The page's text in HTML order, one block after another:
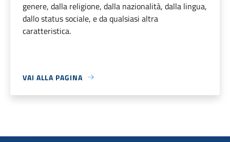
genere, dalla religione, dalla nazionalità, dalla lingua,
dallo status sociale, e da qualsiasi altra
caratteristica.
VAI ALLA PAGINA